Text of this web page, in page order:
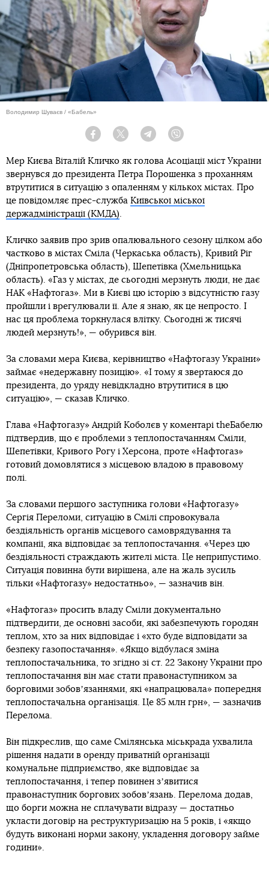
Володимир Шуваєв / «Бабель»
Facebook Twitter Telegram
Мер Києва Віталій Кличко як голова Асоціації міст України
звернувся до президента Петра Порошенка з проханням
втрутитися в ситуацію з опаленням у кількох містах. Про
це повідомляє прес-служба Київської міської
держадміністрації (КМДА).
Кличко заявив про зрив опалювального сезону цілком або
частково в містах Сміла (Черкаська область), Кривий Ріг
(Дніпропетровська область), Шепетівка (Хмельницька
область). «Газ у містах, де сьогодні мерзнуть люди, не дає
НАК «Нафтогаз». Ми в Києві цю історію з відсутністю газу
пройшли і врегулювали її. Але я знаю, як це непросто. І
нас ця проблема торкнулася влітку. Сьогодні ж тисячі
людей мерзнуть!», — обурився він.
За словами мера Києва, керівництво «Нафтогазу України»
займає «недержавну позицію». «І тому я звертаюся до
президента, до уряду невідкладно втрутитися в цю
ситуацію», — сказав Кличко.
Глава «Нафтогазу» Андрій Коболєв у коментарі theБабелю
підтвердив, що є проблеми з теплопостачанням Сміли,
Шепетівки, Кривого Рогу і Херсона, проте «Нафтогаз»
готовий домовлятися з місцевою владою в правовому
полі.
За словами першого заступника голови «Нафтогазу»
Сергія Переломи, ситуацію в Смілі спровокувала
бездіяльність органів місцевого самоврядування та
компанії, яка відповідає за теплопостачання. «Через цю
бездіяльності страждають жителі міста. Це неприпустимо.
Ситуація повинна бути вирішена, але на жаль зусиль
тільки «Нафтогазу» недостатньо», — зазначив він.
«Нафтогаз» просить владу Сміли документально
підтвердити, де основні засоби, які забезпечують городян
теплом, хто за них відповідає і «хто буде відповідати за
безпеку газопостачання». «Якщо відбулася зміна
теплопостачальника, то згідно зі ст. 22 Закону України про
теплопостачання він має стати правонаступником за
борговими зобовʼязаннями, які «напрацювала» попередня
теплопостачальна організація. Це 85 млн грн», — зазначив
Перелома.
Він підкреслив, що саме Смілянська міськрада ухвалила
рішення надати в оренду приватній організації
комунальне підприємство, яке відповідає за
теплопостачання, і тепер повинен зʼявитися
правонаступник боргових зобовʼязань. Перелома додав,
що борги можна не сплачувати відразу — достатньо
укласти договір на реструктуризацію на 5 років, і «якщо
будуть виконані норми закону, укладення договору займе
години».